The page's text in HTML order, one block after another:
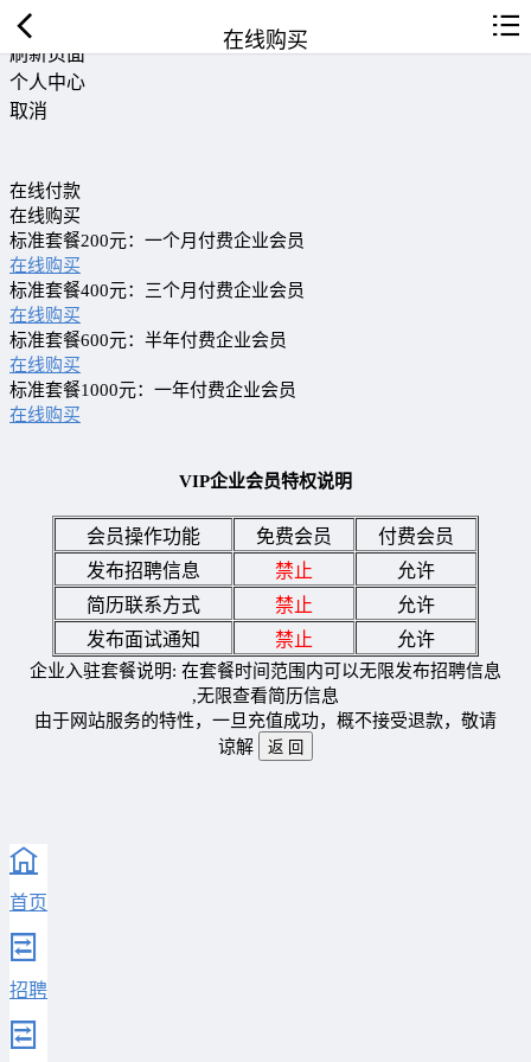
返回首页
刷新页面
个人中心
取消
在线购买
在线付款
在线购买
标准套餐200元：一个月付费企业会员
在线购买
标准套餐400元：三个月付费企业会员
在线购买
标准套餐600元：半年付费企业会员
在线购买
标准套餐1000元：一年付费企业会员
在线购买
VIP企业会员特权说明
会员操作功能 免费会员
付费会员
发布招聘信息
禁止
允许
简历联系方式
禁止
允许
发布面试通知
禁止 允许
企业入驻套餐说明: 在套餐时间范围内可以无限发布招聘信息
,无限查看简历信息
由于网站服务的特性，一旦充值成功，概不接受退款，敬请
谅解
首页
招聘